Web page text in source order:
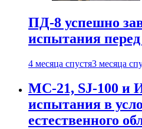
ПД-8 успешно
испытания
4 месяца спустя3 месяца
МС-21, SJ-100 и
испытания в
естественного